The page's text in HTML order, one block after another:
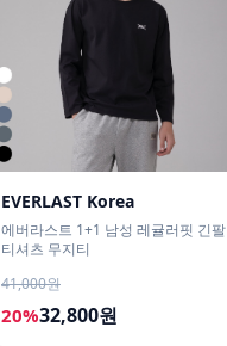
EVERLAST Korea
에버라스트 1+1 남성 레귤러핏 긴팔
티셔츠 무지티
41,000원
20%32,800원